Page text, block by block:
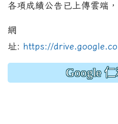
各項成績公告已上傳雲端
網
址: https://
Google